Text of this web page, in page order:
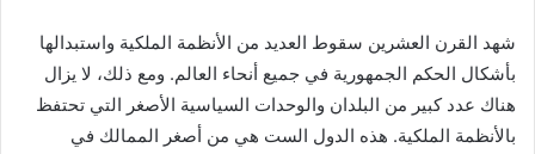
شهد القرن العشرين سقوط العديد من الأنظمة الملكية واستبدالها
بأشكال الحكم الجمهورية في جميع أنحاء العالم. ومع ذلك، لا يزال
هناك عدد كبير من البلدان والوحدات السياسية الأصغر التي تحتفظ
بالأنظمة الملكية. هذه الدول الست هي من أصغر الممالك في